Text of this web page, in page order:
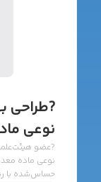
?طراحی
نوعی
?️عضو هیئت‌علمی
نوعی ماده
حساس‌شده با